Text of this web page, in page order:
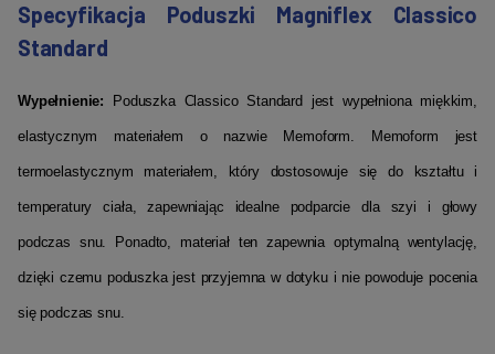
Specyfikacja Poduszki Magniflex Classico
Standard
Wypełnienie: Poduszka Classico Standard jest wypełniona miękkim,
elastycznym materiałem o nazwie Memoform. Memoform jest
termoelastycznym materiałem, który dostosowuje się do kształtu i
temperatury ciała, zapewniając idealne podparcie dla szyi i głowy
podczas snu. Ponadto, materiał ten zapewnia optymalną wentylację,
dzięki czemu poduszka jest przyjemna w dotyku i nie powoduje pocenia
się podczas snu.